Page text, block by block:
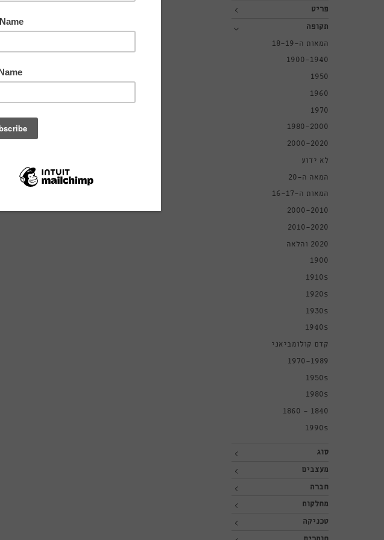
פריט
תקופה
המאות ה-18-19
1900-1940
1950
1960
1970
1980-2000
2000-2020
לא ידוע
המאה ה-20
המאות ה-16-17
2000-2010
2010-2020
2020 והלאה
1900
1910s
1920s
1930s
1940s
קדם קולומביאני
1970-1989
1950s
1980s
1840 - 1860
1990s
סוג
מעצבים
חברה
מחלקות
טכניקה